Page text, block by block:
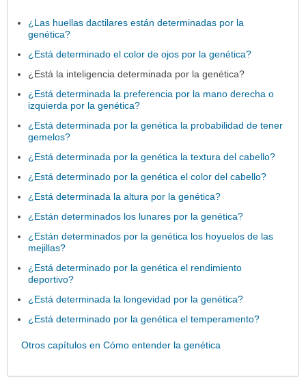
¿Las huellas dactilares están determinadas por la
genética?
¿Está determinado el color de ojos por la genética?
¿Está la inteligencia determinada por la genética?
¿Está determinada la preferencia por la mano derecha o
izquierda por la genética?
¿Está determinada por la genética la probabilidad de tener
gemelos?
¿Está determinada por la genética la textura del cabello?
¿Está determinado por la genética el color del cabello?
¿Está determinada la altura por la genética?
¿Están determinados los lunares por la genética?
¿Están determinados por la genética los hoyuelos de las
mejillas?
¿Está determinado por la genética el rendimiento
deportivo?
¿Está determinada la longevidad por la genética?
¿Está determinado por la genética el temperamento?
Otros capítulos en Cómo entender la genética